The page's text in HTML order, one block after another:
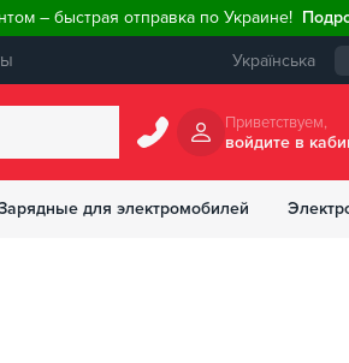
– быстрая отправка по Украине!
Українська
Приветствуем,
войдите в
для электромобилей